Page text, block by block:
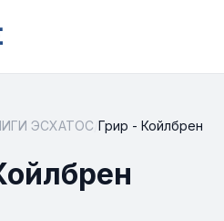
ЭСХАТОС Грир - Койлбрен